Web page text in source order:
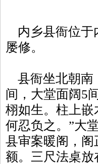
内乡县衙位于
屡修。
县衙坐北朝南
间，大堂面阔5
栩如生。柱上
何忍负之。”大
县审案暖阁，阁
额。三尺法桌